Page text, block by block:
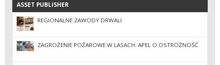
ASSET PUBLISHER
ASSET PUBLISHER
REGIONALNE ZAWODY DRWALI
ZAGROŻENIE POŻAROWE W LASACH. APEL O OSTROŻNOŚĆ